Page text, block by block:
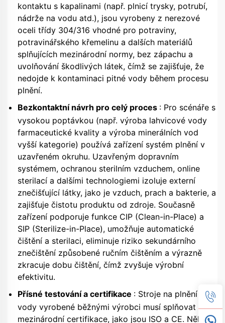
kontaktu s kapalinami (např. plnicí trysky, potrubí,
nádrže na vodu atd.), jsou vyrobeny z nerezové
oceli třídy 304/316 vhodné pro potraviny,
potravinářského křemelinu a dalších materiálů
splňujících mezinárodní normy, bez zápachu a
uvolňování škodlivých látek, čímž se zajišťuje, že
nedojde k kontaminaci pitné vody během procesu
plnění.
Bezkontaktní návrh pro celý proces : Pro scénáře s
vysokou poptávkou (např. výroba lahvicové vody
farmaceutické kvality a výroba minerálních vod
vyšší kategorie) používá zařízení systém plnění v
uzavřeném okruhu. Uzavřeným dopravním
systémem, ochranou sterilním vzduchem, online
sterilací a dalšími technologiemi izoluje externí
znečišťující látky, jako je vzduch, prach a bakterie, a
zajišťuje čistotu produktu od zdroje. Současně
zařízení podporuje funkce CIP (Clean-in-Place) a
SIP (Sterilize-in-Place), umožňuje automatické
čištění a sterilaci, eliminuje riziko sekundárního
znečištění způsobené ručním čištěním a výrazně
zkracuje dobu čištění, čímž zvyšuje výrobní
efektivitu.
Přísné testování a certifikace : Stroje na plnění lahví
vody vyrobené běžnými výrobci musí splňovat
mezinárodní certifikace, jako jsou ISO a CE. Některé